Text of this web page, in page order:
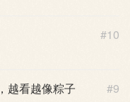
#10
#9
越看越像粽子